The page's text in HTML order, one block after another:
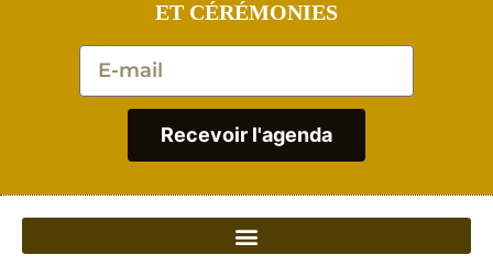
ET CÉRÉMONIES
Recevoir l'agenda